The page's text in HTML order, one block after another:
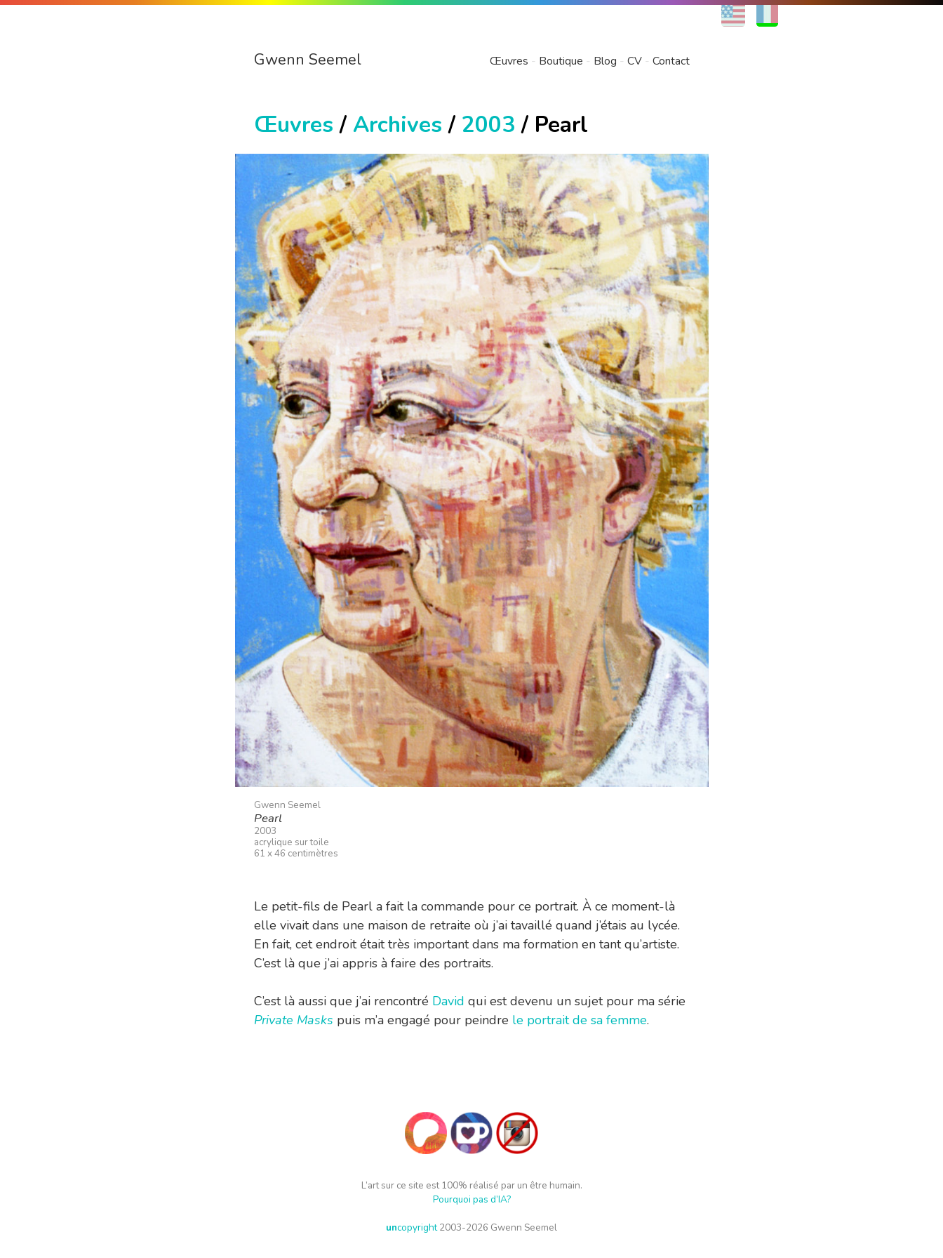
EN
Gwenn Seemel Œuvres Boutique Blog CV Contact
Œuvres /Archives / 2003 / Pearl
Gwenn Seemel
Pearl
2003
acrylique sur toile
61 x 46 centimètres
Le petit-fils de Pearl a fait la commande pour ce portrait. À ce moment-là
elle vivait dans une maison de retraite où j’ai tavaillé quand j’étais au lycée.
En fait, cet endroit était très important dans ma formation en tant qu’artiste.
C’est là que j’ai appris à faire des portraits.
C’est là aussi que j’ai rencontré David qui est devenu un sujet pour ma série
Private Masks puis m’a engagé pour peindre le portrait de sa femme.
L’art sur ce site est 100% réalisé par un être humain.
Pourquoi pas d’IA?
uncopyright2003-2026 Gwenn Seemel